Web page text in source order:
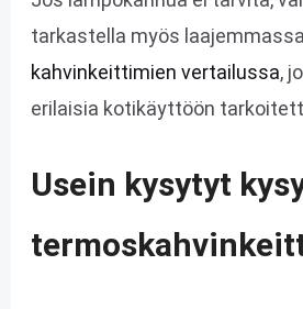
tarkastella myös laajemmassa
kahvinkeittimien vertailussa,
erilaisia kotikäyttöön
Usein kysytyt